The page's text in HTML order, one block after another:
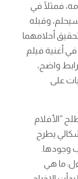
فمثلًا في
وقبله
أحلامهما
في أغنية فيلم
واضح،
على
“الأفلام
يطرح
وجودها.
ما هي